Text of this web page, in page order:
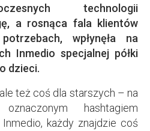
technologii
a rosnąca fala klientów
wpłynęła na
Inmedio specjalnej półki
dzieci.
też coś dla starszych – na
hashtagiem
każdy znajdzie coś